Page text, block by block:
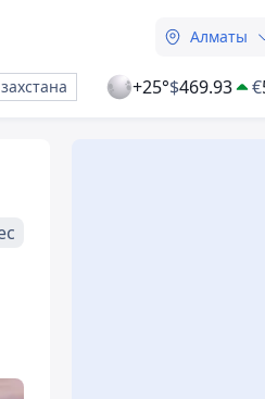
Алматы
+25°$469.93 €